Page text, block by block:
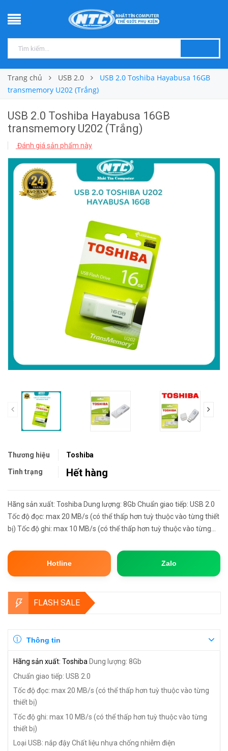
Trang chủ USB 2.0
USB 2.0 Toshiba Hayabusa 16GB
transmemory U202 (Trắng)
USB 2.0 Toshiba Hayabusa 16GB
transmemory U202 (Trắng)
Đánh giá sản phẩm này
prev
Thương hiệu Toshiba
Tình trạng Hết hàng
Hãng sản xuất: Toshiba Dung lượng: 8Gb Chuẩn giao tiếp: USB 2.0
Tốc độ đọc: max 20 MB/s (có thể thấp hơn tuỳ thuộc vào từng thiết
bị) Tốc độ ghi: max 10 MB/s (có thể thấp hơn tuỳ thuộc vào từng
Hotline Zalo
FLASH SALE
Thông tin
Hãng sản xuất: Toshiba Dung lượng: 8Gb
Chuẩn giao tiếp: USB 2.0
Tốc độ đọc: max 20 MB/s (có thể thấp hơn tuỳ thuộc vào từng
thiết bị)
Tốc độ ghi: max 10 MB/s (có thể thấp hơn tuỳ thuộc vào từng
thiết bị)
Loại USB: nắp đậyChất liệu nhựa chống nhiễm điện